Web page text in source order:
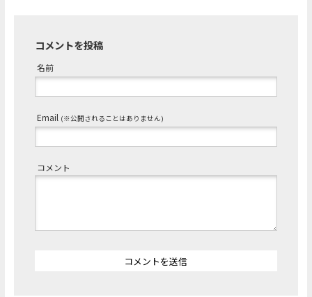
コメントを投稿
名前
Email (※公開されることはありません)
コメント
コメントを送信